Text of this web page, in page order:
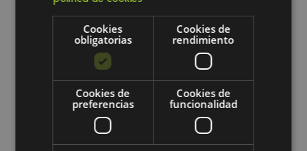
para gestionar el estrés de manera
efectiva y promover una vida más
saludable y equilibrada.
El estrés tiene un impacto profundo
en nuestra salud. La medicina
integrativa ofrece un enfoque holístico
integrando estrategias que
promueven el equilibrio emocional,
ayudando a las personas a alcanzar su
Cookies
obligatorias
Cookies de
rendimiento
Cookies de
preferencias
Cookies de
funcionalidad